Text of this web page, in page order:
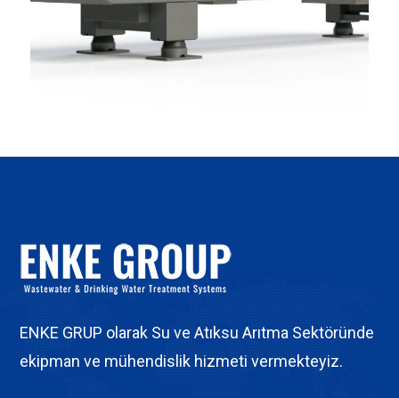
ENKE GRUP olarak Su ve Atıksu Arıtma Sektöründe
ekipman ve mühendislik hizmeti vermekteyiz.